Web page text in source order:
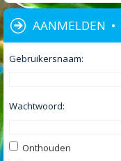
AANMELDEN •
Gebruikersnaam:
Wachtwoord:
Onthouden